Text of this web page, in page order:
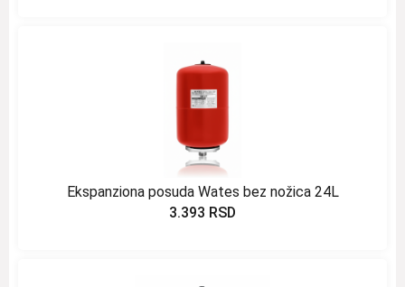
Ekspanziona posuda Wates bez nožica 24L
3.393 RSD